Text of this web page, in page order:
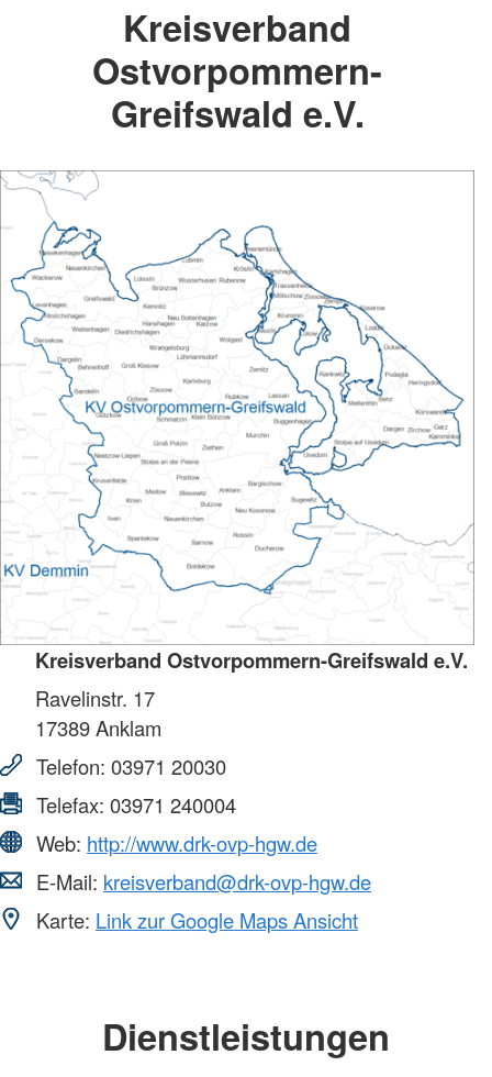
Kreisverband
Ostvorpommern-
Greifswald e.V.
Kreisverband Ostvorpommern-Greifswald e.V.
Ravelinstr. 17
17389Anklam
Telefon: 03971 20030
Telefax: 03971 240004
Web: http://www.drk-ovp-hgw.de
E-Mail: kreisverband@drk-ovp-hgw.de
Karte: Link zur Google Maps Ansicht
Dienstleistungen